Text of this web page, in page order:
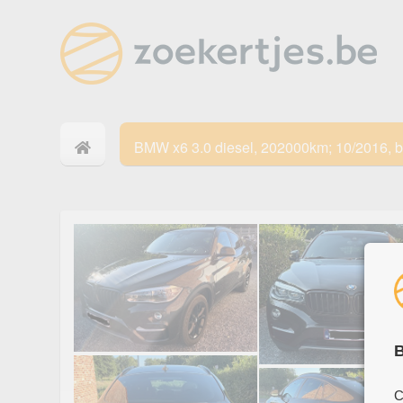
BMW x6 3.0 diesel, 202000km; 10/2016,